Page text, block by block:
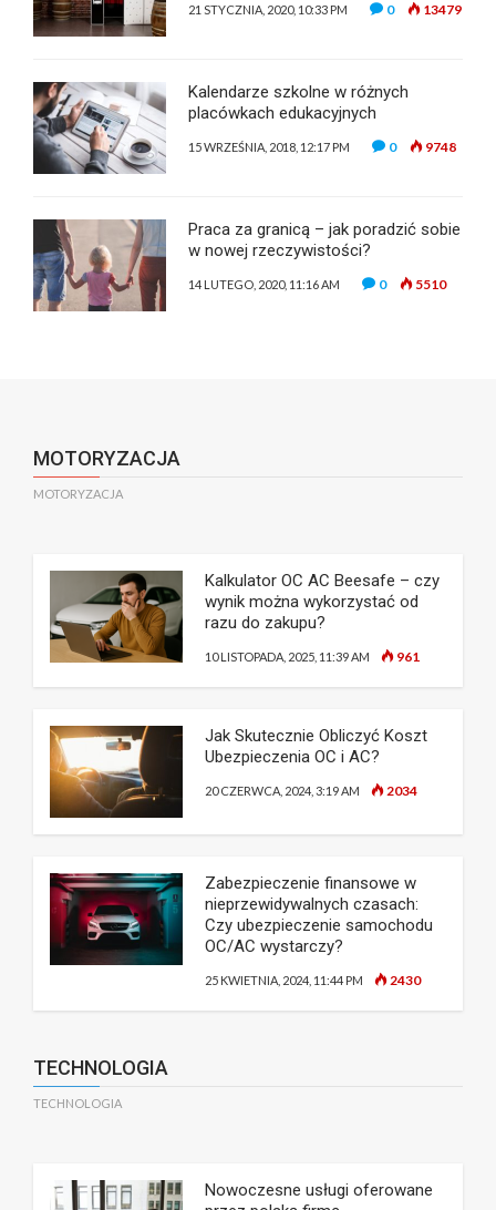
21 STYCZNIA, 2020, 10:33 PM 0 13479
Kalendarze szkolne w różnych
placówkach edukacyjnych
15 WRZEŚNIA, 2018, 12:17 PM 0 9748
Praca za granicą – jak poradzić sobie
w nowej rzeczywistości?
14 LUTEGO, 2020, 11:16 AM 0 5510
MOTORYZACJA
MOTORYZACJA
Kalkulator OC AC Beesafe – czy
wynik można wykorzystać od
razu do zakupu?
10 LISTOPADA, 2025, 11:39 AM 961
Jak Skutecznie Obliczyć Koszt
Ubezpieczenia OC i AC?
20 CZERWCA, 2024, 3:19 AM 2034
Zabezpieczenie finansowe w
nieprzewidywalnych czasach:
Czy ubezpieczenie samochodu
OC/AC wystarczy?
25 KWIETNIA, 2024, 11:44 PM 2430
TECHNOLOGIA
TECHNOLOGIA
Nowoczesne usługi oferowane